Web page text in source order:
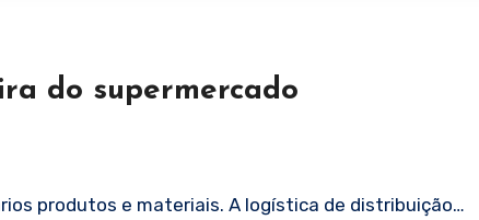
do supermercado
produtos e materiais. A logística de distribuição…